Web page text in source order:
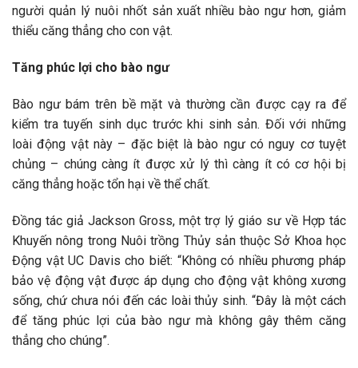
người quản lý nuôi nhốt sản xuất nhiều bào ngư hơn, giảm
thiểu căng thẳng cho con vật.
Tăng phúc lợi cho bào ngư
Bào ngư bám trên bề mặt và thường cần được cạy ra để
kiểm tra tuyến sinh dục trước khi sinh sản. Đối với những
loài động vật này – đặc biệt là bào ngư có nguy cơ tuyệt
chủng – chúng càng ít được xử lý thì càng ít có cơ hội bị
căng thẳng hoặc tổn hại về thể chất.
Đồng tác giả Jackson Gross, một trợ lý giáo sư về Hợp tác
Khuyến nông trong Nuôi trồng Thủy sản thuộc Sở Khoa học
Động vật UC Davis cho biết: “Không có nhiều phương pháp
bảo vệ động vật được áp dụng cho động vật không xương
sống, chứ chưa nói đến các loài thủy sinh. “Đây là một cách
để tăng phúc lợi của bào ngư mà không gây thêm căng
thẳng cho chúng”.